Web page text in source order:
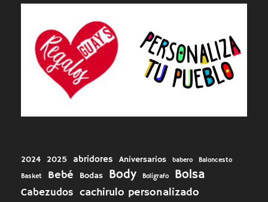
2024 2025 abridores Aniversarios babero
Baloncesto
Basket
Bebé Bodas Body Boligrafo Bolsa
Cabezudos cachirulo personalizado